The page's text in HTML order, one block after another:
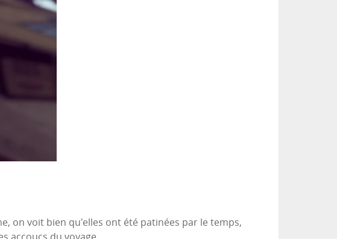
on voit bien qu'elles ont été patinées par le temps,